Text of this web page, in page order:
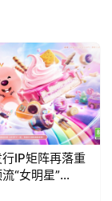
IP矩阵再落重
“女明星”
LOOPY 正版3D